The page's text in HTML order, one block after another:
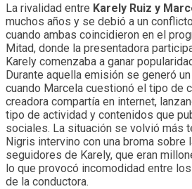
La rivalidad entre Karely Ruiz y
muchos años y se debió a un
cuando ambas coincidieron en el
Mitad, donde la presentadora
Karely comenzaba a ganar
Durante aquella emisión se generó
cuando Marcela cuestionó el tipo de
creadora compartía en internet,
tipo de actividad y contenidos que
sociales. La situación se volvió más
Nigris intervino con una broma sobre
seguidores de Karely, que eran
lo que provocó incomodidad entre
de la conductora.